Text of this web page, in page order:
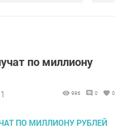
по миллиону
996 0 0